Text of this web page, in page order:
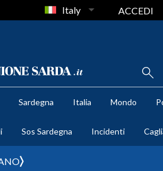
Italy ACCEDI
Sardegna Italia Mondo
Sos Sardegna Incidenti